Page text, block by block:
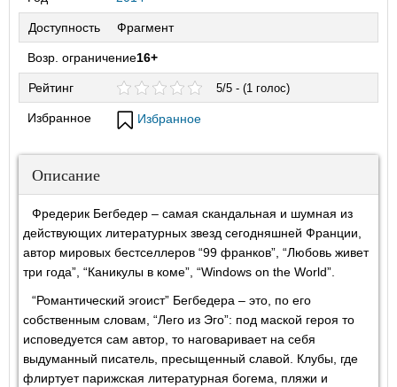
Доступность Фрагмент
Возр. ограничение16+
Рейтинг 5/5 - (1 голос)
Избранное Избранное
Описание
Фредерик Бегбедер – самая скандальная и шумная из
действующих литературных звезд сегодняшней Франции,
автор мировых бестселлеров “99 франков”, “Любовь живет
три года”, “Каникулы в коме”, “Windows on the World”.
“Романтический эгоист” Бегбедера – это, по его
собственным словам, “Лего из Эго”: под маской героя то
исповедуется сам автор, то наговаривает на себя
выдуманный писатель, пресыщенный славой. Клубы, где
флиртует парижская литературная богема, пляжи и